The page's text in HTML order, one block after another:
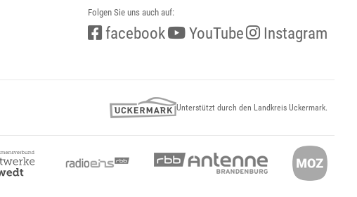
Folgen Sie uns auch auf:
facebook YouTube Instagram
Unterstützt durch den Landkreis Uckermark.